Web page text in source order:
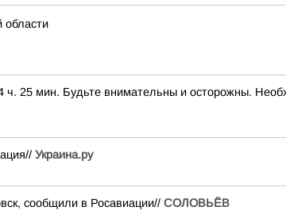
области
ч. 25 мин. Будьте внимательны и осторожны.
Украина.ру
сообщили в Росавиации// СОЛОВЬЁВ